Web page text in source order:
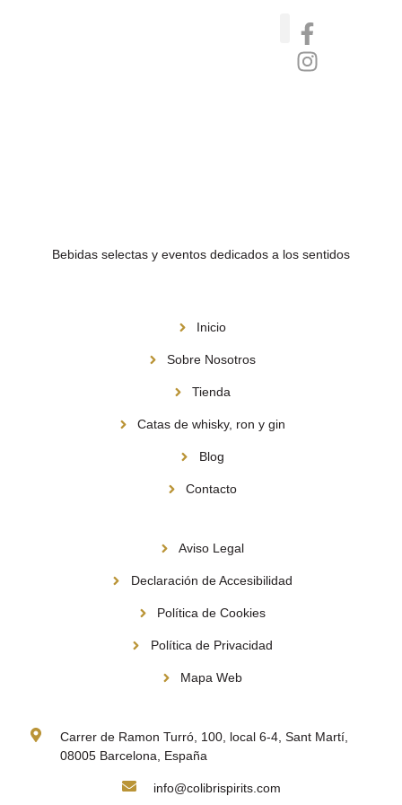
Bebidas selectas y eventos dedicados a los sentidos
Inicio
Sobre Nosotros
Tienda
Catas de whisky, ron y gin
Blog
Contacto
Aviso Legal
Declaración de Accesibilidad
Política de Cookies
Política de Privacidad
Mapa Web
Carrer de Ramon Turró, 100, local 6-4, Sant Martí,
08005 Barcelona, España
info@colibrispirits.com